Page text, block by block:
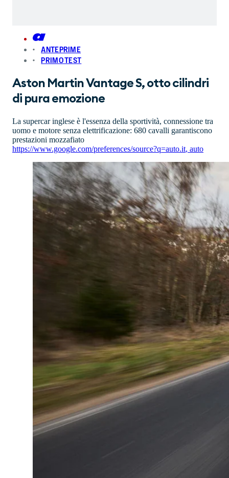
ANTEPRIME
PRIMO TEST
Aston Martin Vantage S, otto cilindri
di pura emozione
La supercar inglese è l'essenza della sportività, connessione tra
uomo e motore senza elettrificazione: 680 cavalli garantiscono
prestazioni mozzafiato
https://www.google.com/preferences/source?q=auto.it, auto